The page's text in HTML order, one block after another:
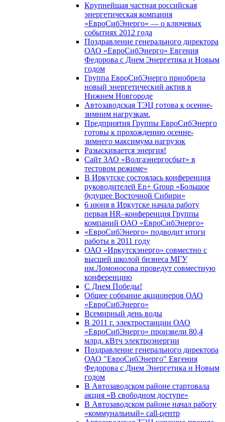
Крупнейшая частная российская
энергетическая компания
«ЕвроСибЭнерго» — о ключевых
событиях 2012 года
Поздравление генерального директора
ОАО «ЕвроСибЭнерго» Евгения
Федорова с Днем Энергетика и Новым
годом
Группа ЕвроСибЭнерго приобрела
новый энергетический актив в
Нижнем Новгороде
Автозаводская ТЭЦ готова к осенне-
зимним нагрузкам.
Предприятия Группы ЕвроСибЭнерго
готовы к прохождению осенне-
зимнего максимума нагрузок
Разыскивается энергия!
Сайт ЗАО «Волгаэнергосбыт» в
тестовом режиме»
В Иркутске состоялась конференция
руководителей En+ Group «Большое
будущее Восточной Сибири»
6 июня в Иркутске начала работу
первая HR–конференция Группы
компаний ОАО «ЕвроСибЭнерго»
«ЕвроСибЭнерго» подводит итоги
работы в 2011 году
ОАО «Иркутскэнерго» совместно с
высшей школой бизнеса МГУ
им.Ломоносова проведут совместную
конференцию
С Днем Победы!
Общее собрание акционеров ОАО
«ЕвроСибЭнерго»
Всемирный день воды
В 2011 г. электростанции ОАО
«ЕвроСибЭнерго» произвели 80,4
млрд. кВтч электроэнергии
Поздравление генерального директора
ОАО "ЕвроСибЭнерго" Евгения
Федорова с Днем Энергетика и Новым
годом
В Автозаводском районе стартовала
акция «В свободном доступе»
В Автозаводском районе начал работу
«коммунальный» call-центр